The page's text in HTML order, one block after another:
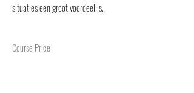
situaties een groot voordeel is.
Course Price